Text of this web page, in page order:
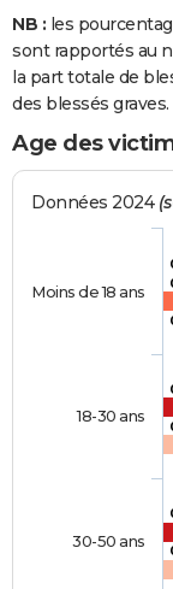
NB : les
sont rapportés au
la part totale de
des blessés graves.
Age des
Données 2024
Moins de 18 ans
18-30 ans
30-50 ans